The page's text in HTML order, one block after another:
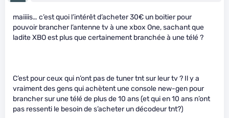
maiiiis… c’est quoi l’intérêt d’acheter 30€ un boitier pour
pouvoir brancher l’antenne tv à une xbox One, sachant que
ladite XBO est plus que certainement branchée à une télé ?
C’est pour ceux qui n’ont pas de tuner tnt sur leur tv ? Il y a
vraiment des gens qui achètent une console new-gen pour
brancher sur une télé de plus de 10 ans (et qui en 10 ans n’ont
pas ressenti le besoin de s’acheter un décodeur tnt?)